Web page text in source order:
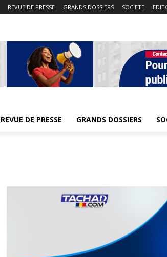
REVUE DE PRESSE GRANDS DOSSIERS SOCIETE
REVUE DE PRESSE GRANDS DOSSIERS